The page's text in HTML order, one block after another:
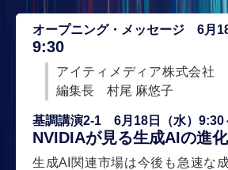
オープニング・メッセージ 6月
9:30
アイティメディア株式会社
編集長 村尾 麻悠子
基調講演2-1 6月18日（水）9:30
NVIDIAが見る生成AIの進化
生成AI関連市場は今後も急速な